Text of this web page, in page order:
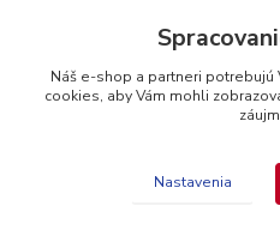
(Po-Pia, 9-16 hod.)
info@najdielna.sk
Náš e-shop a partneri potrebujú
cookies, aby Vám mohli
Nastavenia